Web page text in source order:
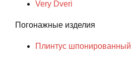
Very Dveri
Погонажные изделия
Плинтус шпонированный